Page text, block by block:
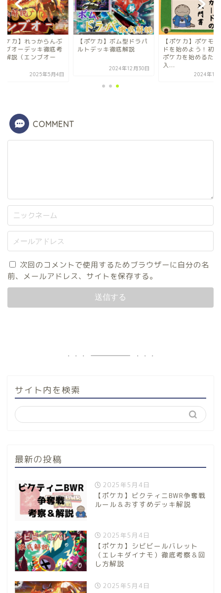
ケカ】れっからんぶ
ブオーデッキ徹底考
解説（エンブオー
2025年5月4日
【ポケカ】ボム型ドラパ
ルトデッキ徹底解説
2024年12月30日
【ポケカ】ポケモン
ドを始めよう！初心
ポケカを始めるため
入...
2024年12
COMMENT
次回のコメントで使用するためブラウザーに自分の名
前、メールアドレス、サイトを保存する。
サイト内を検索
最新の投稿
2025年5月4日
【ポケカ】ビクティニBWR争奪戦
ルール＆おすすめデッキ解説
2025年5月4日
【ポケカ】シビビールバレット
（エレキダイナモ）徹底考察＆回
し方解説
2025年5月4日